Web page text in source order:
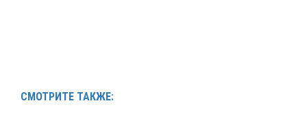
СМОТРИТЕ ТАКЖЕ: